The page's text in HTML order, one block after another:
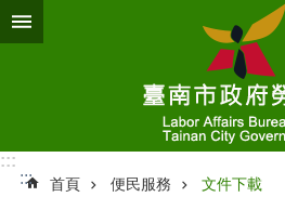
跳到主要內容區塊
:::
:::
首頁 便民服務 文件下載